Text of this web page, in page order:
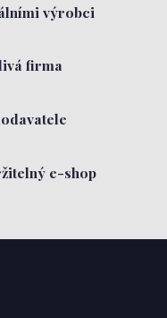
výrobci
firma
e-shop